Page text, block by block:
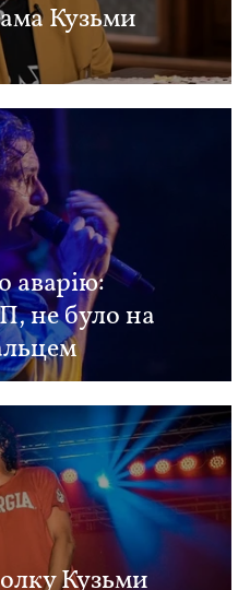
Кузьми
аварію:
не було на
Кузьми